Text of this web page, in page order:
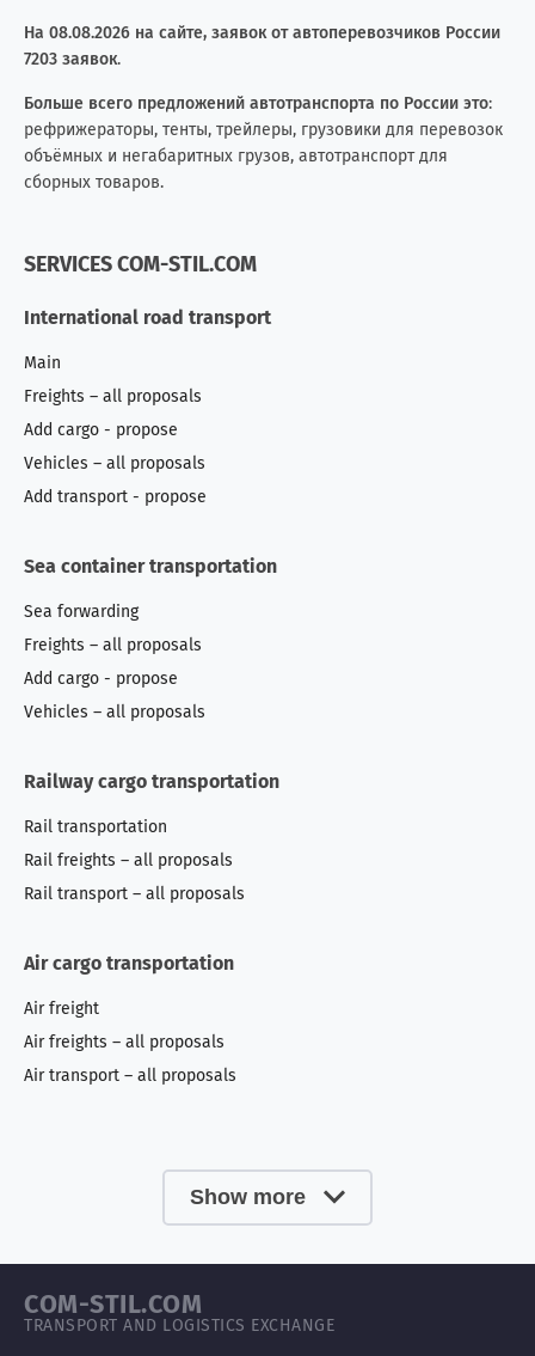
На 08.08.2026 на сайте, заявок от автоперевозчиков России
7203 заявок.
Больше всего предложений автотранспорта по России это:
рефрижераторы, тенты, трейлеры, грузовики для перевозок
объёмных и негабаритных грузов, автотранспорт для
сборных товаров.
SERVICES COM-STIL.COM
International road transport
Main
Freights – all proposals
Add cargo - propose
Vehicles – all proposals
Add transport - propose
Sea container transportation
Sea forwarding
Freights – all proposals
Add cargo - propose
Vehicles – all proposals
Railway cargo transportation
Rail transportation
Rail freights – all proposals
Rail transport – all proposals
Air cargo transportation
Air freight
Air freights – all proposals
Air transport – all proposals
Show more
COM-STIL.COM
TRANSPORT AND LOGISTICS EXCHANGE